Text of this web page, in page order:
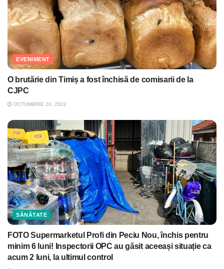
EVENIMENT
O brutărie din Timiș a fost închisă de comisarii de la
CJPC
OCTOMBRIE 20, 2022
SĂNĂTATE
FOTO Supermarketul Profi din Peciu Nou, închis pentru
minim 6 luni! Inspectorii OPC au găsit aceeași situație ca
acum 2 luni, la ultimul control